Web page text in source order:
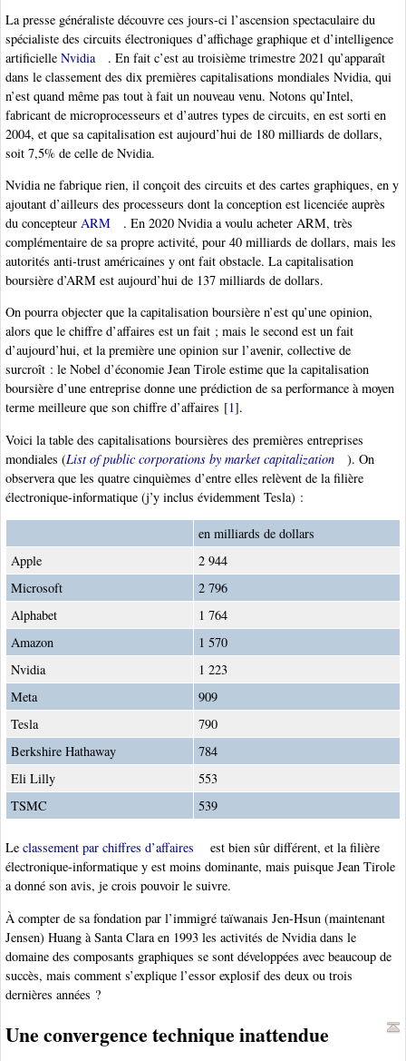
La presse généraliste découvre ces jours-ci l’ascension spectaculaire du
spécialiste des circuits électroniques d’affichage graphique et d’intelligence
artificielle Nvidia
. En fait c’est au troisième trimestre 2021 qu’apparaît
dans le classement des dix premières capitalisations mondiales Nvidia, qui
n’est quand même pas tout à fait un nouveau venu. Notons qu’Intel,
fabricant de microprocesseurs et d’autres types de circuits, en est sorti en
2004, et que sa capitalisation est aujourd’hui de 180 milliards de dollars,
soit 7,5% de celle de Nvidia.
Nvidia ne fabrique rien, il conçoit des circuits et des cartes graphiques, en y
ajoutant d’ailleurs des processeurs dont la conception est licenciée auprès
du concepteur ARM
. En 2020 Nvidia a voulu acheter ARM, très
complémentaire de sa propre activité, pour 40 milliards de dollars, mais les
autorités anti-trust américaines y ont fait obstacle. La capitalisation
boursière d’ARM est aujourd’hui de 137 milliards de dollars.
On pourra objecter que la capitalisation boursière n’est qu’une opinion,
alors que le chiffre d’affaires est un fait ; mais le second est un fait
d’aujourd’hui, et la première une opinion sur l’avenir, collective de
surcroît : le Nobel d’économie Jean Tirole estime que la capitalisation
boursière d’une entreprise donne une prédiction de sa performance à moyen
terme meilleure que son chiffre d’affaires [1].
Voici la table des capitalisations boursières des premières entreprises
mondiales (List of public corporations by market capitalization
). On
observera que les quatre cinquièmes d’entre elles relèvent de la filière
électronique-informatique (j’y inclus évidemment Tesla) :
en milliards de dollars
Apple
2 944
Microsoft
2 796
Alphabet
1 764
Amazon
1 570
Nvidia
1 223
Meta
909
Tesla
790
Berkshire Hathaway
784
Eli Lilly
553
TSMC
539
Le classement par chiffres d’affaires
est bien sûr différent, et la filière
électronique-informatique y est moins dominante, mais puisque Jean Tirole
a donné son avis, je crois pouvoir le suivre.
À compter de sa fondation par l’immigré taïwanais Jen-Hsun (maintenant
Jensen) Huang à Santa Clara en 1993 les activités de Nvidia dans le
domaine des composants graphiques se sont développées avec beaucoup de
succès, mais comment s’explique l’essor explosif des deux ou trois
dernières années ?
Une convergence technique inattendue